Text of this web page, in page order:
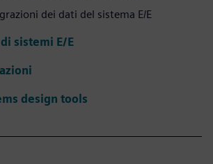
dei dati del sistema E/E
sistemi E/E
design tools